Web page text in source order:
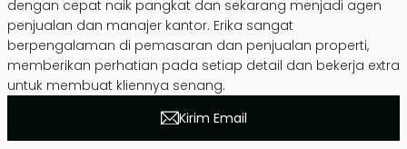
dengan cepat naik pangkat dan sekarang menjadi agen
penjualan dan manajer kantor. Erika sangat
berpengalaman di pemasaran dan penjualan properti,
memberikan perhatian pada setiap detail dan bekerja extra
untuk membuat kliennya senang.
Kirim Email